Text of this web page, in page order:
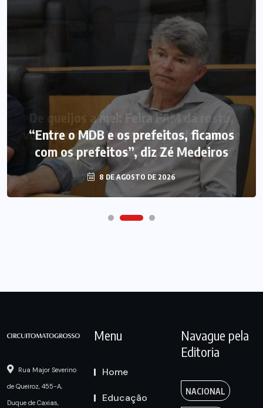
“Entre o MDB e os prefeitos, ficamos
com os prefeitos”, diz Zé Medeiros
8 DE AGOSTO DE 2026
Rua Major Severino
de Queiroz, 455-A,
Duque de Caxias,
Menu
Home
Educação
Navague pela
Editoria
NACIONAL